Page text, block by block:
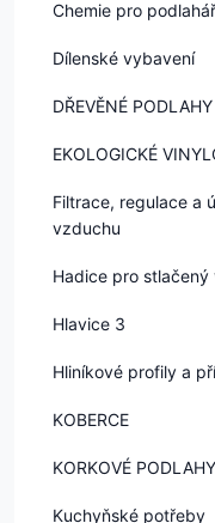
Chemie pro
Dílenské vybavení
DŘEVĚNÉ PODLAHY
EKOLOGICKÉ
Filtrace, regulace a
vzduchu
Hadice pro
Hlavice 3
Hliníkové profily a
KOBERCE
KORKOVÉ PODLAHY
Kuchyňské potřeby